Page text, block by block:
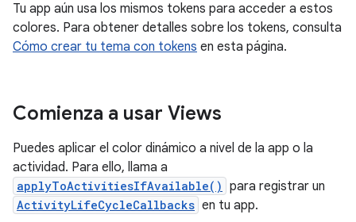
Tu app aún usa los mismos tokens para acceder a estos
colores. Para obtener detalles sobre los tokens, consulta
Cómo crear tu tema con tokens en esta página.
Comienza a usar Views
Puedes aplicar el color dinámico a nivel de la app o la
actividad. Para ello, llama a
applyToActivitiesIfAvailable() para registrar un
ActivityLifeCycleCallbacks en tu app.